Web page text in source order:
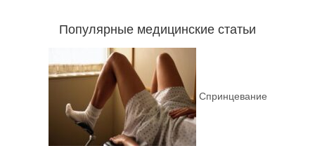
Популярные медицинские статьи
Спринцевание